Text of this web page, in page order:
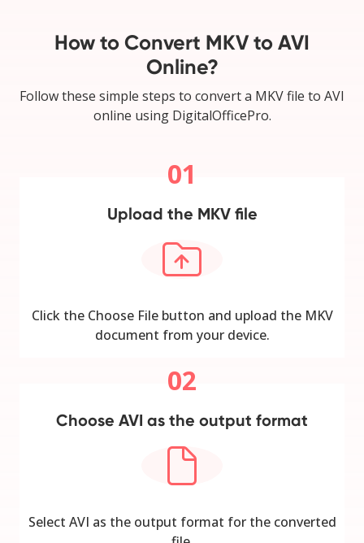
How to Convert MKV to AVI
Online?
Follow these simple steps to convert a MKV file to AVI
online using DigitalOfficePro.
01
Upload the MKV file
Click the Choose File button and upload the MKV
document from your device.
02
Choose AVI as the output format
Select AVI as the output format for the converted